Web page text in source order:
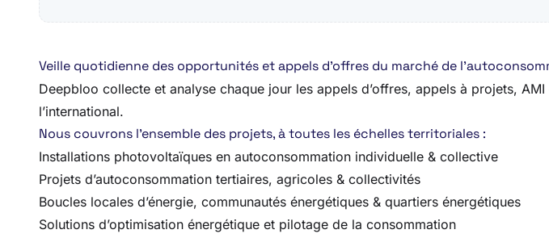
Veille quotidienne des opportunités et appels d’offres du marché de
Deepbloo collecte et analyse chaque jour les appels d’offres, appels à projets,
l’international.
Nous couvrons l’ensemble des projets, à toutes les échelles territoriales :
Installations photovoltaïques en autoconsommation individuelle & collective
Projets d’autoconsommation tertiaires, agricoles & collectivités
Boucles locales d’énergie, communautés énergétiques & quartiers énergétiques
Solutions d’optimisation énergétique et pilotage de la consommation